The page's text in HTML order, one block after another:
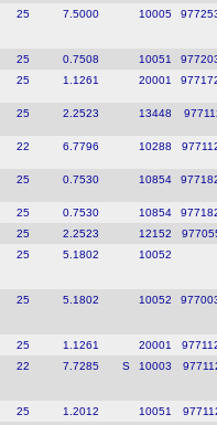
25 7.5000 10005
25 0.7508 10051
25 1.1261 20001
25 2.2523 13448
22 6.7796 10288
25 0.7530 10854
25 0.7530 10854
25 2.2523 12152
25 5.1802 10052
25 5.1802 10052
25 1.1261 20001
22 7.7285 S 10003
25 1.2012 10051